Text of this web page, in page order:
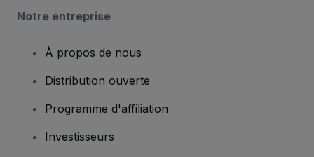
Notre entreprise
À propos de nous
Distribution ouverte
Programme d'affiliation
Investisseurs